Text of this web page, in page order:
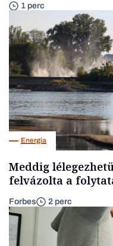
1 perc
Energia
Meddig
felvázolta a
Forbes 2 perc